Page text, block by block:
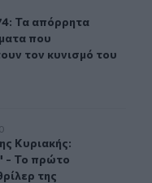
που
Τα απόρρητα
Τα απόρρητα
που
τον κυνισμό του
- Το πρώτο
Κυριακής:
Κυριακής:
- Το πρώτο
της